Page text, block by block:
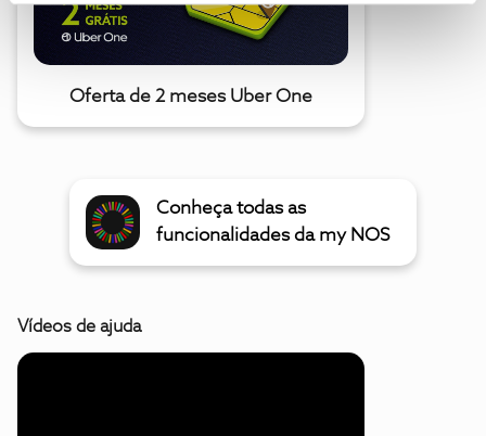
Oferta de 2 meses Uber One
Conheça todas as
funcionalidades da my NOS
Vídeos de ajuda